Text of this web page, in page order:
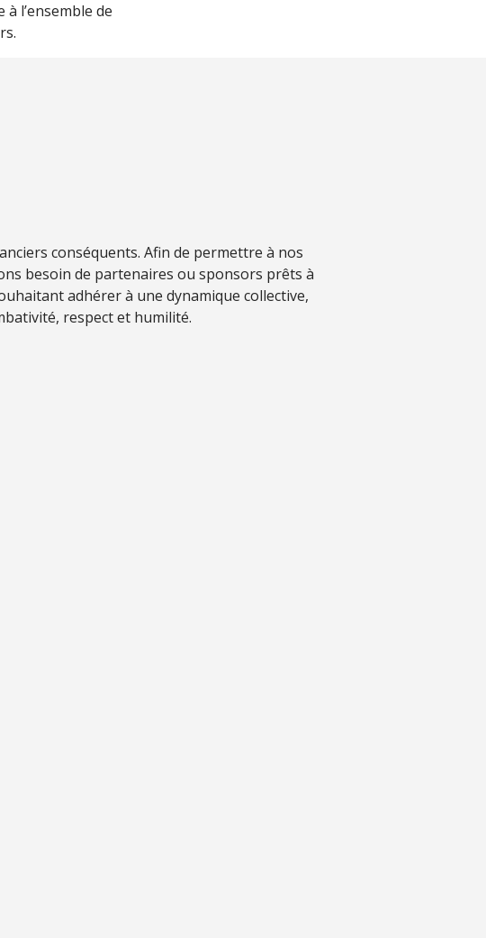
l’ensemble de
conséquents. Afin de permettre à nos
besoin de partenaires ou sponsors prêts à
adhérer à une dynamique collective,
respect et humilité.